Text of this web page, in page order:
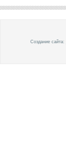
Создание сайта: